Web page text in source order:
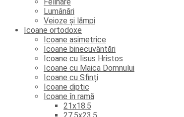
Lumânări
Veioze și lămpi
Icoane ortodoxe
Icoane asimetrice
Icoane binecuvântări
Icoane cu Iisus Hristos
Icoane cu Maica Domnului
Icoane cu Sfinți
Icoane diptic
Icoane în ramă
21x18.5